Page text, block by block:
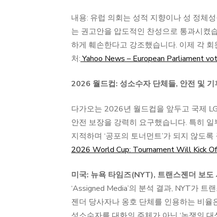
내용: 유럽 의회는 성적 지향이나 성 정체
는 권고안을 압도적인 찬성으로 통과시켰
하게 훼손한다고 강조했습니다. 이제 각
처:Yahoo News – European Parliament
2026 월드컵: 성소수자 단체들, 안전 및
다가오는 2026년 월드컵을 앞두고 국제
안전 보장을 강력히 요구했습니다. 특히
지적하며 ‘공포의 토너먼트’가 되지 않도
2026 World Cup: Tournament Will Kick
미국: 뉴욕 타임즈(NYT), 트랜스젠더 보
‘Assigned Media’의 분석 결과, NYT가
젠더 당사자나 옹호 단체를 인용하는 비